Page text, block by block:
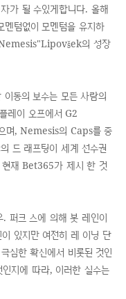
가 될 수있게합니다. 올해
텀없이 모멘텀을 유지하
의 성장
동의 보수는 모든 사람의
레이 오프에서 G2
며, Nemesis의 Caps를 중
드 래프팅이 세계 선수권
현재 Bet365가 제시 한 것
퍼크 스에 의해 봇 레인이
있지만 여전히 레 이닝 단
심한 확신에서 비롯된 것인
지에 따라, 이러한 실수는